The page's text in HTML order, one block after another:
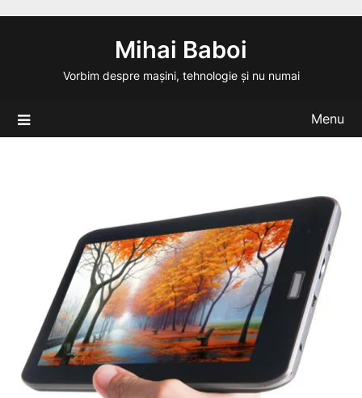
Mihai Baboi
Vorbim despre mașini, tehnologie și nu numai
Menu